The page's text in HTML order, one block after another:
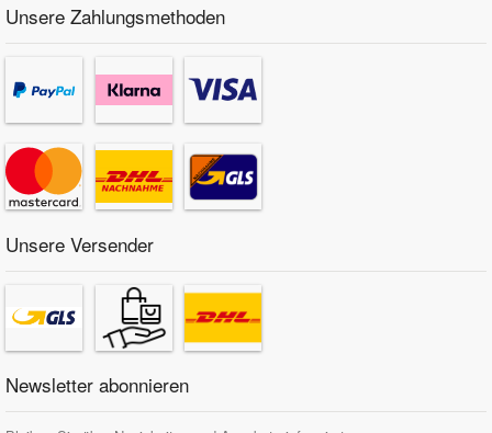
Unsere Zahlungsmethoden
Unsere Versender
Newsletter abonnieren